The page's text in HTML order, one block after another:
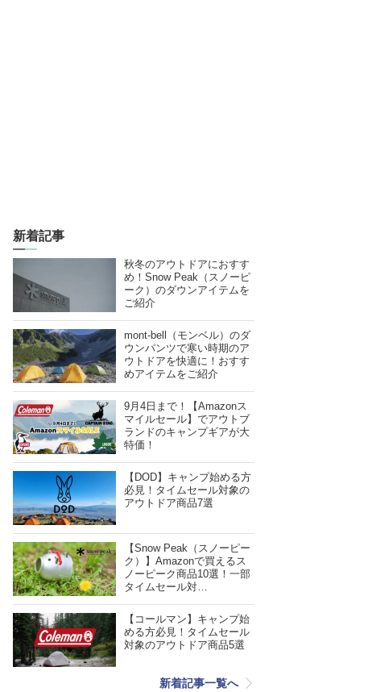
新着記事
秋冬のアウトドアにおすす
め！Snow Peak（スノーピ
ーク）のダウンアイテムを
ご紹介
mont-bell（モンベル）のダ
ウンパンツで寒い時期のア
ウトドアを快適に！おすす
めアイテムをご紹介
9月4日まで！【Amazonス
マイルセール】でアウトブ
ランドのキャンプギアが大
特価！
【DOD】キャンプ始める方
必見！タイムセール対象の
アウトドア商品7選
【Snow Peak（スノーピー
ク）】Amazonで買えるス
ノーピーク商品10選！一部
タイムセール対…
【コールマン】キャンプ始
める方必見！タイムセール
対象のアウトドア商品5選
新着記事一覧へ